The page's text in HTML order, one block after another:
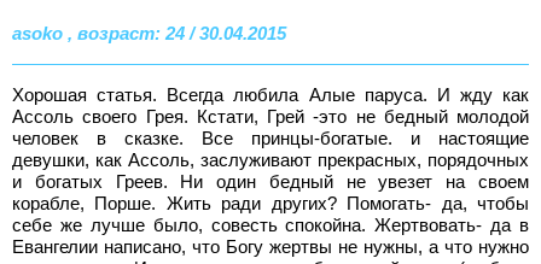
asoko , возраст: 24 / 30.04.2015
Хорошая статья. Всегда любила Алые паруса. И жду как
Ассоль своего Грея. Кстати, Грей -это не бедный молодой
человек в сказке. Все принцы-богатые. и настоящие
девушки, как Ассоль, заслуживают прекрасных, порядочных
и богатых Греев. Ни один бедный не увезет на своем
корабле, Порше. Жить ради других? Помогать- да, чтобы
себе же лучше было, совесть спокойна. Жертвовать- да в
Евангелии написано, что Богу жертвы не нужны, а что нужно